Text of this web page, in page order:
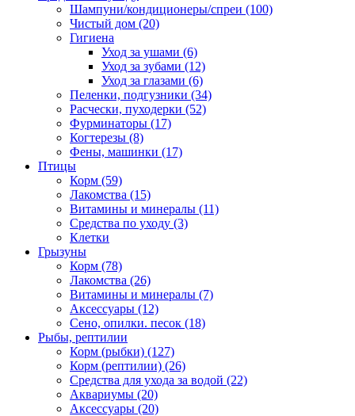
Шампуни/кондиционеры/спреи (100)
Чистый дом (20)
Гигиена
Уход за ушами (6)
Уход за зубами (12)
Уход за глазами (6)
Пеленки, подгузники (34)
Расчески, пуходерки (52)
Фурминаторы (17)
Когтерезы (8)
Фены, машинки (17)
Птицы
Корм (59)
Лакомства (15)
Витамины и минералы (11)
Средства по уходу (3)
Клетки
Грызуны
Корм (78)
Лакомства (26)
Витамины и минералы (7)
Аксессуары (12)
Сено, опилки. песок (18)
Рыбы, рептилии
Корм (рыбки) (127)
Корм (рептилии) (26)
Средства для ухода за водой (22)
Аквариумы (20)
Аксессуары (20)